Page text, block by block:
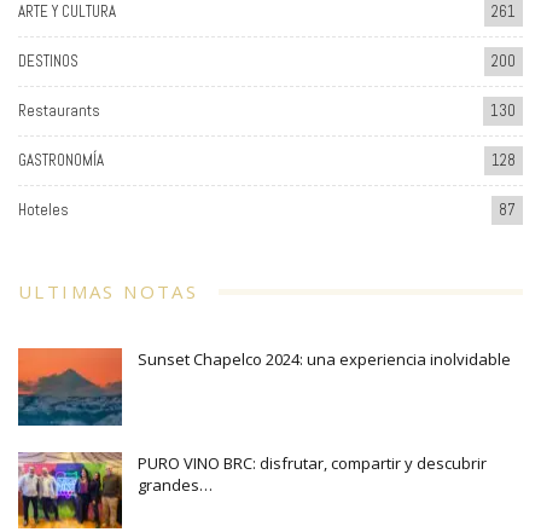
ARTE Y CULTURA 261
DESTINOS 200
Restaurants 130
GASTRONOMÍA 128
Hoteles 87
ULTIMAS NOTAS
Sunset Chapelco 2024: una experiencia inolvidable
PURO VINO BRC: disfrutar, compartir y descubrir
grandes…